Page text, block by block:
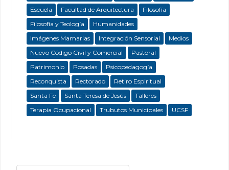
Escuela
Facultad de Arquitectura
Filosofía
Filosofía y Teología
Humanidades
Imágenes Mamarias
Integración Sensorial
Medios
Nuevo Código Civil y Comercial
Pastoral
Patrimonio
Posadas
Psicopedagogía
Reconquista
Rectorado
Retiro Espiritual
Santa Fe
Santa Teresa de Jesús
Talleres
Terapia Ocupacional
Trubutos Municipales UCSF